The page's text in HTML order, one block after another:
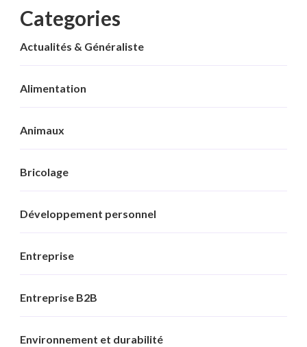
Categories
Actualités & Généraliste
Alimentation
Animaux
Bricolage
Développement personnel
Entreprise
Entreprise B2B
Environnement et durabilité